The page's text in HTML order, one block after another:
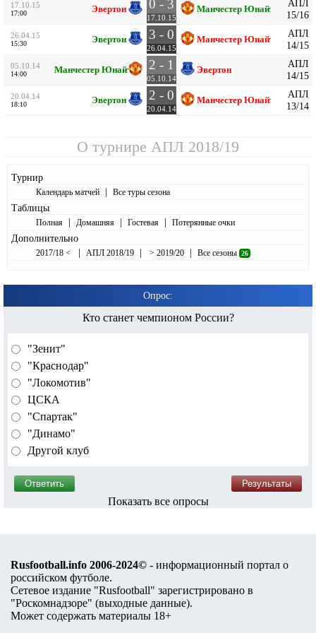
17.10.15
17:00 Эвертон 0 - 3
17.10.15
Манчестер Юнайтед
АПЛ
15/16
26.04.15
15:30 Эвертон 3 - 0
26.04.15
Манчестер Юнайтед
АПЛ
14/15
05.10.14
14:00 Манчестер Юнайтед 2 - 1
05.10.14
Эвертон
АПЛ
14/15
20.04.14
18:10 Эвертон 2 - 0
20.04.14
Манчестер Юнайтед
АПЛ
13/14
О турнире АПЛ 2018/19
Турнир
Календарь матчей | Все туры сезона
Таблицы
Полная | Домашняя | Гостевая | Потерянные очки
Дополнительно
2017/18 < | АПЛ 2018/19 | > 2019/20 | Все сезоны 26
Опрос:
Кто станет чемпионом России?
"Зенит"
"Краснодар"
"Локомотив"
ЦСКА
"Спартак"
"Динамо"
Другой клуб
Показать все опросы
Rusfootball.info 2006-2024© - информационный портал о
российском футболе.
Сетевое издание "Rusfootball" зарегистрировано в
"Роскомнадзоре" (выходные данные).
Может содержать материалы 18+